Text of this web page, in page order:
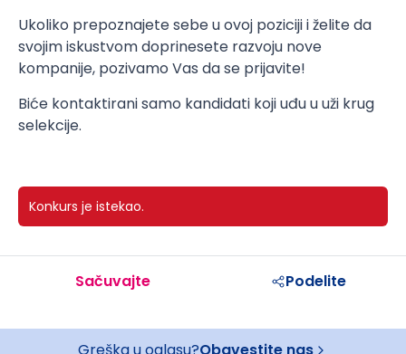
Ukoliko prepoznajete sebe u ovoj poziciji i želite da
svojim iskustvom doprinesete razvoju nove
kompanije, pozivamo Vas da se prijavite!
Biće kontaktirani samo kandidati koji uđu u uži krug
selekcije.
Konkurs je istekao.
Sačuvajte Podelite